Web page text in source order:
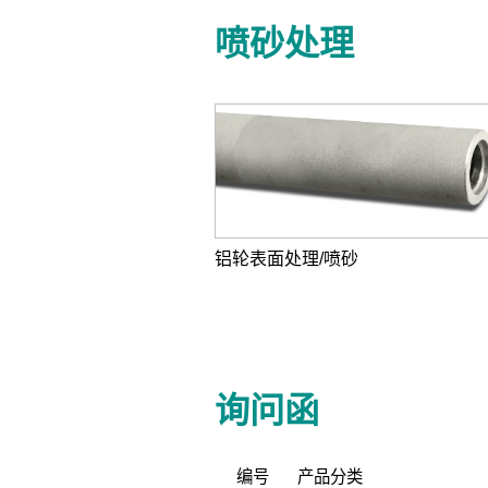
喷砂处理
铝轮表面处理/喷砂
询问函
编号 产品分类